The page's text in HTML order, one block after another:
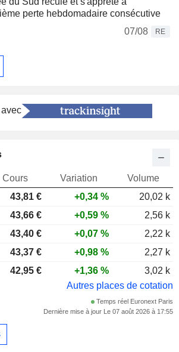
perte hebdomadaire consécutive
07/08
RE
Cours Variation
Volume
43,81 € +0,34 %
20,02 k
43,66 € +0,59 %
2,56 k
43,40 € +0,07 %
2,22 k
43,37 € +0,98 %
2,27 k
42,95 € +1,36 %
3,02 k
Autres places de cotation
Temps réel Euronext Paris
Dernière mise à jour Le 07 août 2026 à 17:55